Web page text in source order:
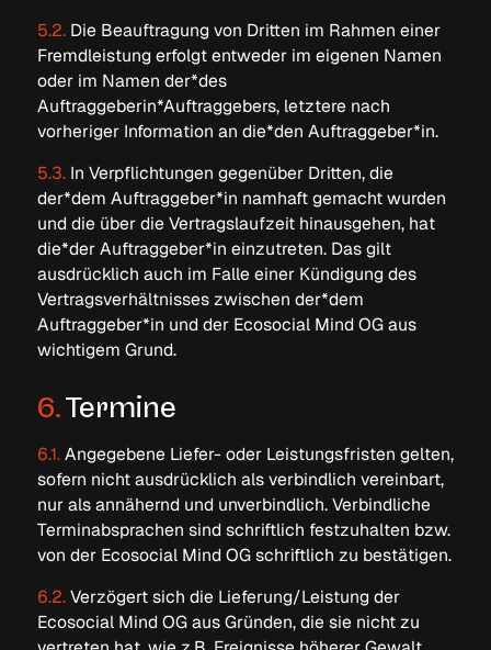
5.2.Die Beauftragung von Dritten im Rahmen einer
Fremdleistung erfolgt entweder im eigenen Namen
oder im Namen der*des
Auftraggeberin*Auftraggebers, letztere nach
vorheriger Information an die*den Auftraggeber*in.
5.3.In Verpflichtungen gegenüber Dritten, die
der*dem Auftraggeber*in namhaft gemacht wurden
und die über die Vertragslaufzeit hinausgehen, hat
die*der Auftraggeber*in einzutreten. Das gilt
ausdrücklich auch im Falle einer Kündigung des
Vertragsverhältnisses zwischen der*dem
Auftraggeber*in und der Ecosocial Mind OG aus
wichtigem Grund.
6.Termine
6.1.Angegebene Liefer- oder Leistungsfristen gelten,
sofern nicht ausdrücklich als verbindlich vereinbart,
nur als annähernd und unverbindlich. Verbindliche
Terminabsprachen sind schriftlich festzuhalten bzw.
von der Ecosocial Mind OG schriftlich zu bestätigen.
6.2.Verzögert sich die Lieferung/Leistung der
Ecosocial Mind OG aus Gründen, die sie nicht zu